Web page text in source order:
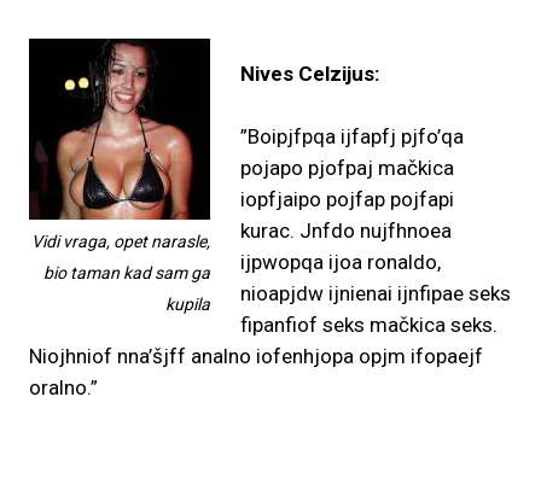
Vidi vraga, opet narasle,
bio taman kad sam ga
kupila
Nives Celzijus:
”Boipjfpqa ijfapfj pjfo’qa
pojapo pjofpaj mačkica
iopfjaipo pojfap pojfapi
kurac. Jnfdo nujfhnoea
ijpwopqa ijoa ronaldo,
nioapjdw ijnienai ijnfipae seks
fipanfiof seks mačkica seks.
Niojhniof nna’šjff analno iofenhjopa opjm ifopaejf
oralno.”